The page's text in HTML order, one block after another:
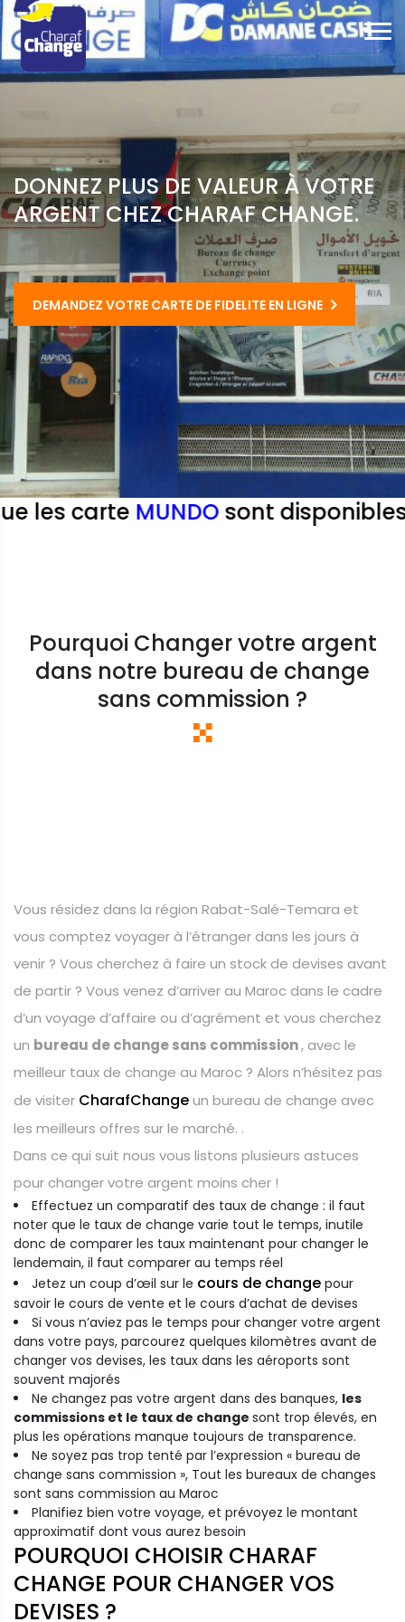
DONNEZ PLUS DE VALEUR À VOTRE
ARGENT CHEZ CHARAF CHANGE.
DEMANDEZ VOTRE CARTE DE FIDELITE EN LIGNE
carteMUNDOsont disponibles
Pourquoi Changer votre argent
dans notre bureau de change
sans commission ?
Vous résidez dans la région Rabat-Salé-Temara et
vous comptez voyager à l’étranger dans les jours à
venir ? Vous cherchez à faire un stock de devises avant
de partir ? Vous venez d’arriver au Maroc dans le cadre
d’un voyage d’affaire ou d’agrément et vous cherchez
un bureau de change sans commission, avec le
meilleur taux de change au Maroc ? Alors n’hésitez pas
de visiter CharafChangeun bureau de change avec
les meilleurs offres sur le marché. .
Dans ce qui suit nous vous listons plusieurs astuces
pour changer votre argent moins cher !
Effectuez un comparatif des taux de change : il faut
noter que le taux de change varie tout le temps, inutile
donc de comparer les taux maintenant pour changer le
lendemain, il faut comparer au temps réel
Jetez un coup d’œil sur le cours de change pour
savoir le cours de vente et le cours d’achat de devises
Si vous n’aviez pas le temps pour changer votre argent
dans votre pays, parcourez quelques kilomètres avant de
changer vos devises, les taux dans les aéroports sont
souvent majorés
Ne changez pas votre argent dans des banques, les
commissions et le taux de change sont trop élevés, en
plus les opérations manque toujours de transparence.
Ne soyez pas trop tenté par l’expression « bureau de
change sans commission », Tout les bureaux de changes
sont sans commission au Maroc
Planifiez bien votre voyage, et prévoyez le montant
approximatif dont vous aurez besoin
POURQUOI CHOISIR CHARAF
CHANGE POUR CHANGER VOS
DEVISES ?